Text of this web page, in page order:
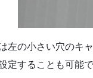
左の小さい穴のキ
定することも可能で